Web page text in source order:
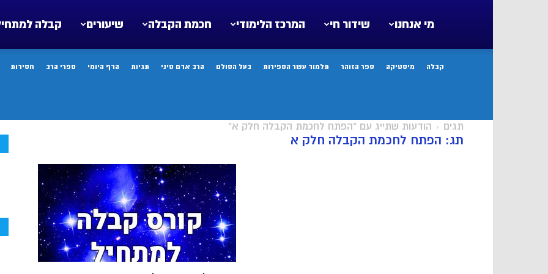
קבלה שיעורים חכמת הקבלה המרכז הלימודי שידור חי מי אנחנו
קבלה מיסטיקה ספר הזוהר תלמוד עשר הספירות בעל הסולם הרב אדם סיני תגיות הדף היומי ספרי הרב חסידות
תגים הודעות שתייג עם "הפתח לחכמת הקבלה חלק א"
תג: הפתח לחכמת הקבלה חלק א